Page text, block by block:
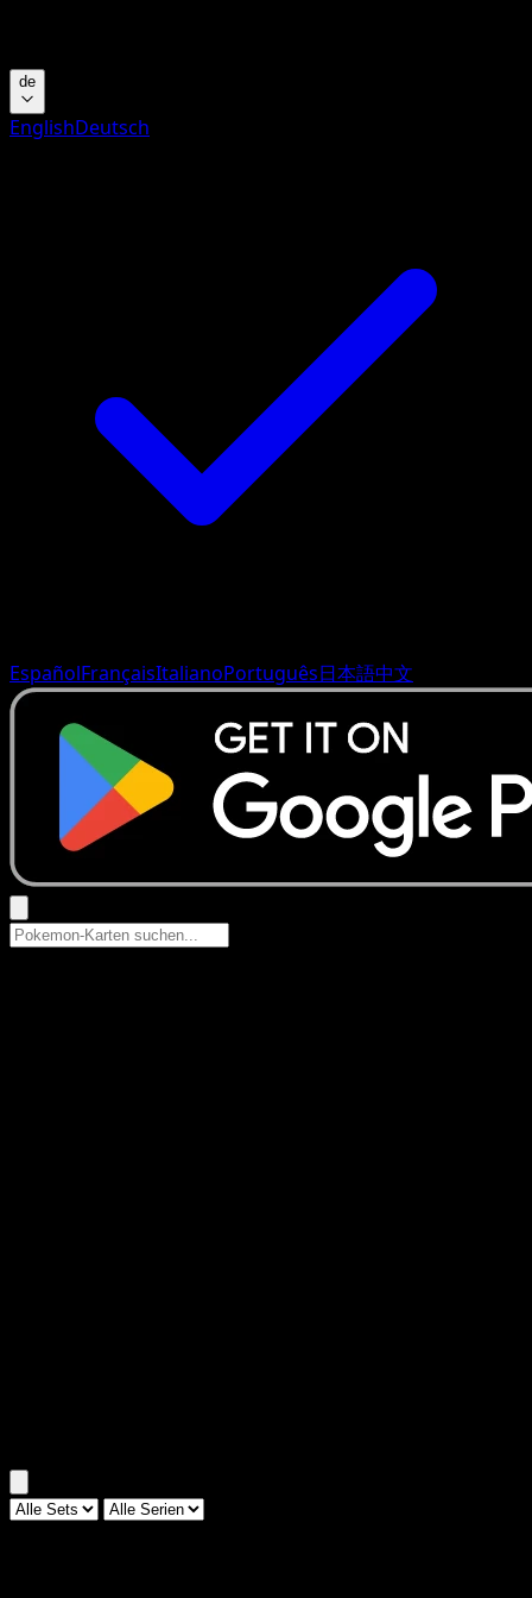
de
EnglishDeutsch
EspañolFrançaisItalianoPortuguês日本語中文